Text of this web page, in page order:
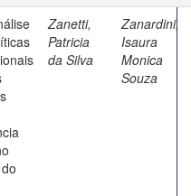
Zanetti,
Patricia
da Silva
Zanardini,
Isaura
Monica
Souza